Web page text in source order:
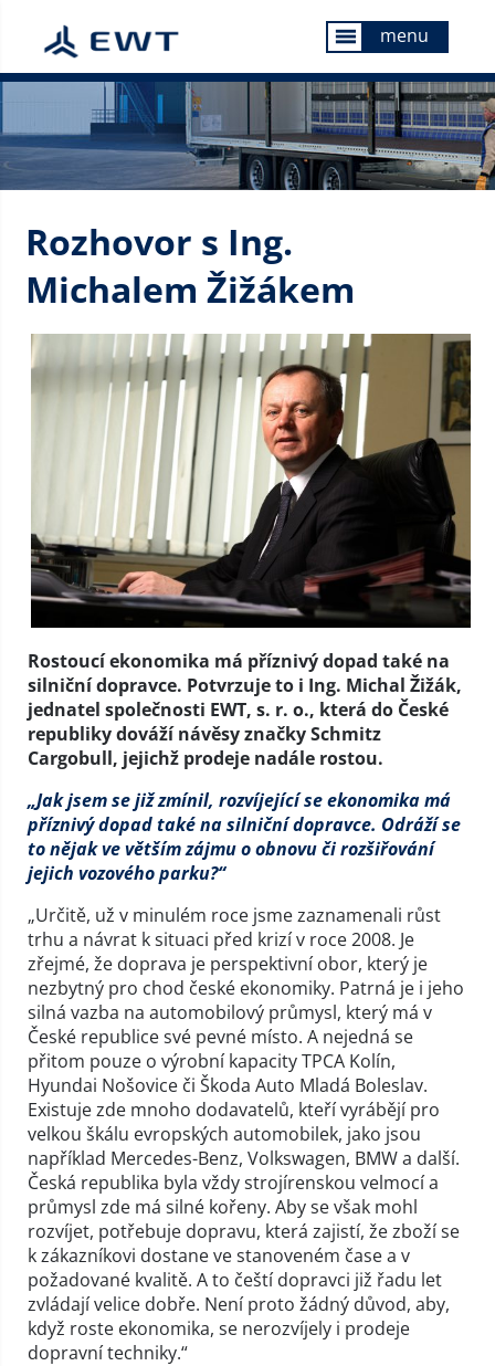
menu menu
Rozhovor s Ing.
Michalem Žižákem
Rostoucí ekonomika má příznivý dopad také na
silniční dopravce. Potvrzuje to i Ing. Michal Žižák,
jednatel společnosti EWT, s. r. o., která do České
republiky dováží návěsy značky Schmitz
Cargobull, jejichž prodeje nadále rostou.
„Jak jsem se již zmínil, rozvíjející se ekonomika má
příznivý dopad také na silniční dopravce. Odráží se
to nějak ve větším zájmu o obnovu či rozšiřování
jejich vozového parku?“
„Určitě, už v minulém roce jsme zaznamenali růst
trhu a návrat k situaci před krizí v roce 2008. Je
zřejmé, že doprava je perspektivní obor, který je
nezbytný pro chod české ekonomiky. Patrná je i jeho
silná vazba na automobilový průmysl, který má v
České republice své pevné místo. A nejedná se
přitom pouze o výrobní kapacity TPCA Kolín,
Hyundai Nošovice či Škoda Auto Mladá Boleslav.
Existuje zde mnoho dodavatelů, kteří vyrábějí pro
velkou škálu evropských automobilek, jako jsou
například Mercedes-Benz, Volkswagen, BMW a další.
Česká republika byla vždy strojírenskou velmocí a
průmysl zde má silné kořeny. Aby se však mohl
rozvíjet, potřebuje dopravu, která zajistí, že zboží se
k zákazníkovi dostane ve stanoveném čase a v
požadované kvalitě. A to čeští dopravci již řadu let
zvládají velice dobře. Není proto žádný důvod, aby,
když roste ekonomika, se nerozvíjely i prodeje
dopravní techniky.“